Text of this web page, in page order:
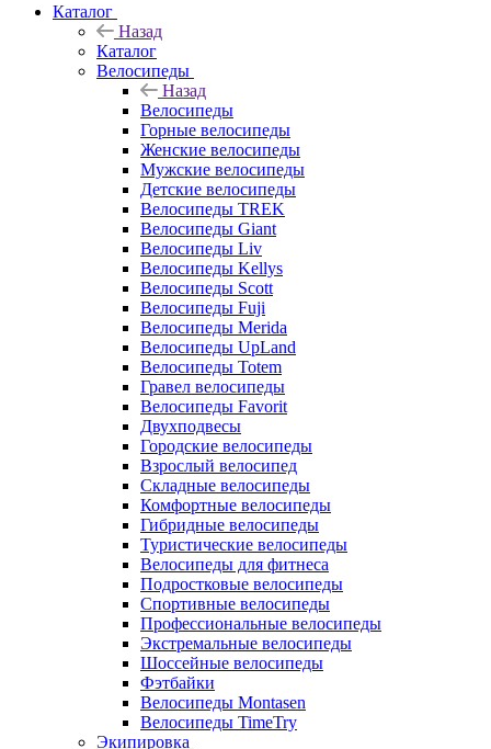
Каталог
Назад
Каталог
Велосипеды
Назад
Велосипеды
Горные велосипеды
Женские велосипеды
Мужские велосипеды
Детские велосипеды
Велосипеды TREK
Велосипеды Giant
Велосипеды Liv
Велосипеды Kellys
Велосипеды Scott
Велосипеды Fuji
Велосипеды Merida
Велосипеды UpLand
Велосипеды Totem
Гравел велосипеды
Велосипеды Favorit
Двухподвесы
Городские велосипеды
Взрослый велосипед
Складные велосипеды
Комфортные велосипеды
Гибридные велосипеды
Туристические велосипеды
Велосипеды для фитнеса
Подростковые велосипеды
Спортивные велосипеды
Профессиональные велосипеды
Экстремальные велосипеды
Шоссейные велосипеды
Фэтбайки
Велосипеды Montasen
Велосипеды TimeTry
Экипировка